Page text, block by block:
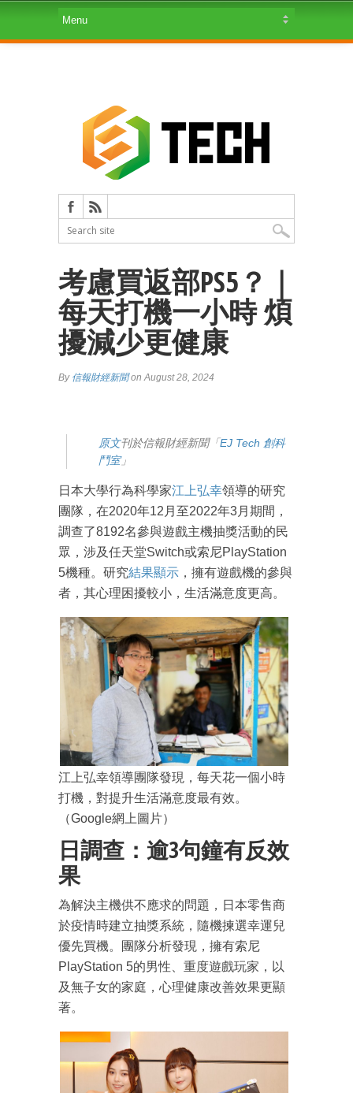
考慮買返部PS5？｜
每天打機一小時 煩
擾減少更健康
By 信報財經新聞on August 28, 2024
原文刊於信報財經新聞「EJ Tech 創科
鬥室」
日本大學行為科學家江上弘幸領導的研究
團隊，在2020年12月至2022年3月期間，
調查了8192名參與遊戲主機抽獎活動的民
眾，涉及任天堂Switch或索尼PlayStation
5機種。研究結果顯示 ，擁有遊戲機的參與
者，其心理困擾較小，生活滿意度更高。
江上弘幸領導團隊發現，每天花一個小時
打機，對提升生活滿意度最有效。
（Google網上圖片）
日調查：逾3句鐘有反效
果
為解決主機供不應求的問題，日本零售商
於疫情時建立抽獎系統，隨機揀選幸運兒
優先買機。團隊分析發現，擁有索尼
PlayStation 5的男性、重度遊戲玩家，以
及無子女的家庭，心理健康改善效果更顯
著。